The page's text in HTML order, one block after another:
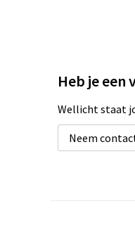
Heb je een
Wellicht staat
Neem